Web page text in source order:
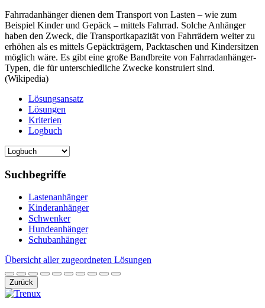
Fahrradanhänger dienen dem Transport von Lasten – wie zum
Beispiel Kinder und Gepäck – mittels Fahrrad. Solche Anhänger
haben den Zweck, die Transportkapazität von Fahrrädern weiter zu
erhöhen als es mittels Gepäckträgern, Packtaschen und Kindersitzen
möglich wäre. Es gibt eine große Bandbreite von Fahrradanhänger-
Typen, die für unterschiedliche Zwecke konstruiert sind.
(Wikipedia)
Lösungsansatz
Lösungen
Kriterien
Logbuch
Suchbegriffe
Lastenanhänger
Kinderanhänger
Schwenker
Hundeanhänger
Schubanhänger
Übersicht aller zugeordneten Lösungen
Zurück